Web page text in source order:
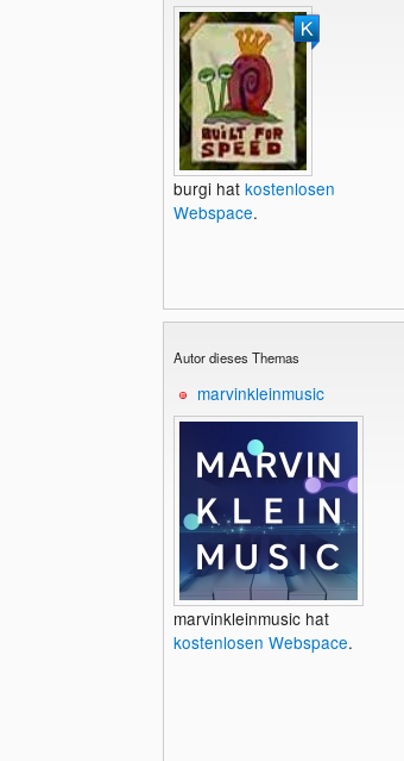
burgi hat kostenlosen
Webspace.
Autor dieses Themas
marvinkleinmusic
marvinkleinmusic hat
kostenlosen Webspace.